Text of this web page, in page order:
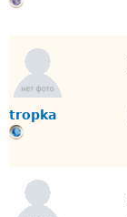
tropka